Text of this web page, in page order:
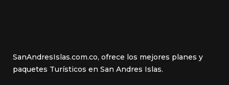
SanAndresIslas.com.co, ofrece los mejores planes y
paquetes Turísticos en San Andres Islas.